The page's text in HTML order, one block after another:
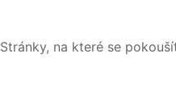
Stránky, na které se